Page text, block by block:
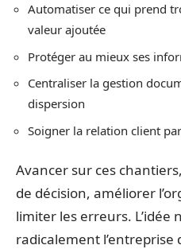
Automatiser ce qui prend
valeur ajoutée
Protéger au mieux ses
Centraliser la gestion
dispersion
Soigner la relation client
Avancer sur ces
de décision, améliorer
limiter les erreurs. L’idée
radicalement